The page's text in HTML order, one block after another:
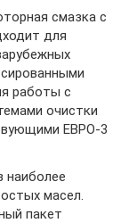
смазка с
для
работы с
очистки
ЕВРО-3
наиболее
масел.
пакет